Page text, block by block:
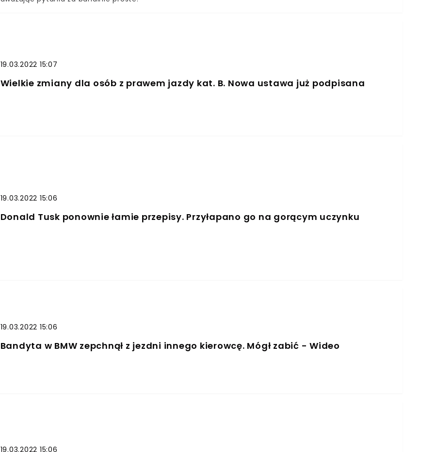
19.03.2022 15:07
Wielkie zmiany dla osób z prawem jazdy kat. B. Nowa ustawa już podpisana
19.03.2022 15:06
Donald Tusk ponownie łamie przepisy. Przyłapano go na gorącym uczynku
19.03.2022 15:06
Bandyta w BMW zepchnął z jezdni innego kierowcę. Mógł zabić - Wideo
19.03.2022 15:06